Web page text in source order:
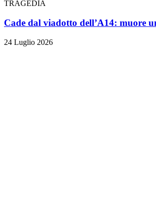
TRAGEDIA
Cade dal viadotto dell’A14: muore
24 Luglio 2026